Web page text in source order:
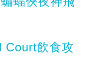
Court飲食攻